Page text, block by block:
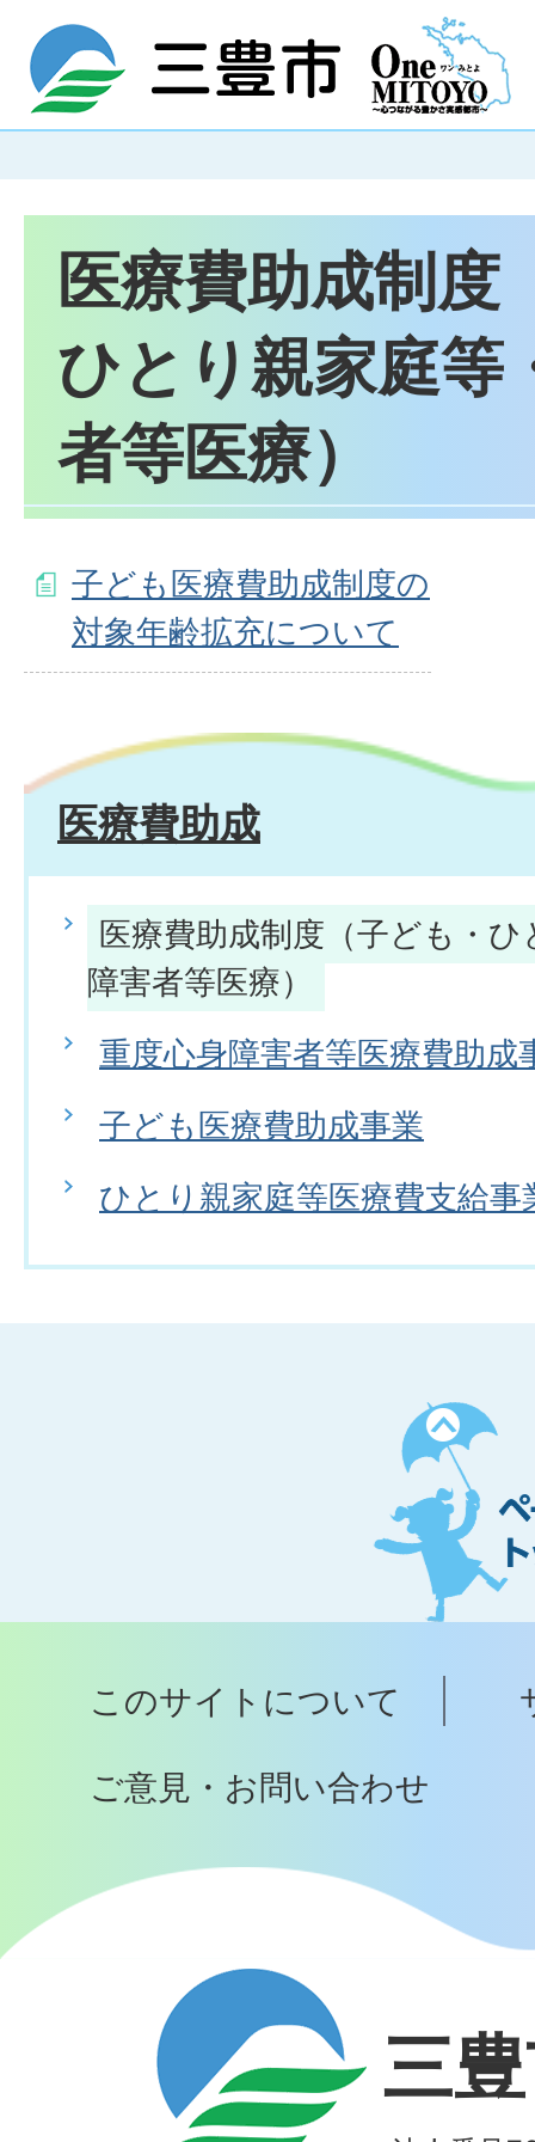
医療費助成制度
ひとり親家庭等
者等医療）
子ども医療費助成制度の
対象年齢拡充について
医療費助成
医療費助成制度（子ども・
障害者等医療）
重度心身障害者等医療費助成
子ども医療費助成事業
ひとり親家庭等医療費支給事
ペ
ー
ジ
ト
ッ
へ
このサイトについて
ご意見・お問い合わせ
三